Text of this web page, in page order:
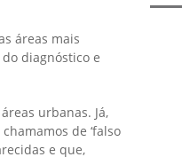
áreas mais
diagnóstico e
urbanas. Já,
de ‘falso
e que,